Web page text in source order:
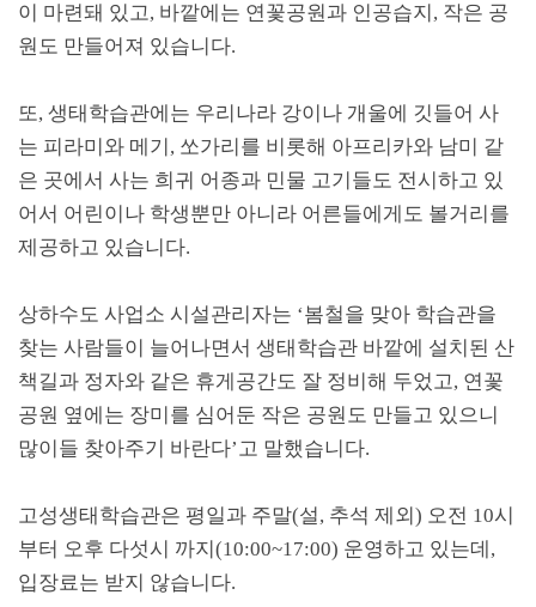
이 마련돼 있고, 바깥에는 연꽃공원과 인공습지 , 작은 공
원도 만들어져 있습니다.
또, 생태학습관에는 우리나라 강이나 개울에 깃들어 사
는 피라미와 메기 , 쏘가리를 비롯해 아프리카와 남미 같
은 곳에서 사는 희귀 어종과 민물 고기들도 전시하고 있
어서 어린이나 학생뿐만 아니라 어른들에게도 볼거리를
제공하고 있습니다.
상하수도 사업소 시설관리자는 ‘봄철을 맞아 학습관을
찾는 사람들이 늘어나면서 생태학습관 바깥에 설치된 산
책길과 정자와 같은 휴게공간도 잘 정비해 두었고, 연꽃
공원 옆에는 장미를 심어둔 작은 공원도 만들고 있으니
많이들 찾아주기 바란다’고 말했습니다.
고성생태학습관은 평일과 주말(설 , 추석 제외) 오전 10시
부터 오후 다섯시 까지(10:00~17:00) 운영하고 있는데 ,
입장료는 받지 않습니다.